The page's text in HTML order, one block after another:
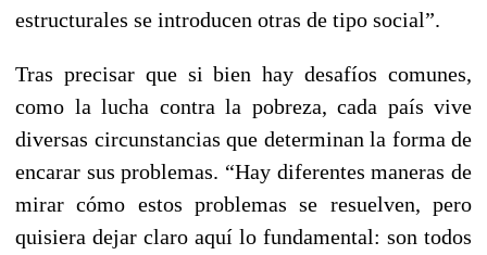
estructurales se introducen otras de tipo social”.
Tras precisar que si bien hay desafíos comunes,
como la lucha contra la pobreza, cada país vive
diversas circunstancias que determinan la forma de
encarar sus problemas. “Hay diferentes maneras de
mirar cómo estos problemas se resuelven, pero
quisiera dejar claro aquí lo fundamental: son todos